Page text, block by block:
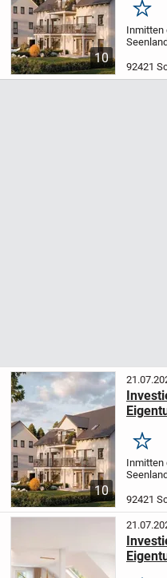
10
Inmitten
fünf
beiden
92421
10
Inmitten
fünf
beiden
92421